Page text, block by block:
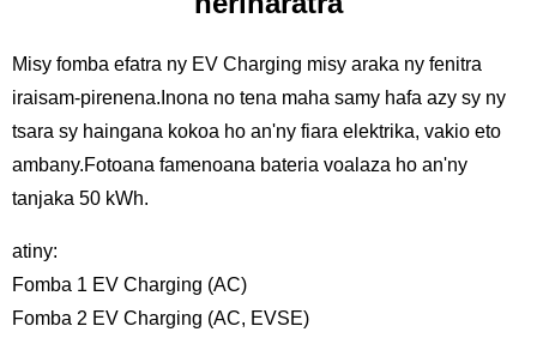
Misy fomba efatra ny EV Charging misy araka ny fenitra
iraisam-pirenena.Inona no tena maha samy hafa azy sy ny
tsara sy haingana kokoa ho an'ny fiara elektrika, vakio eto
ambany.Fotoana famenoana bateria voalaza ho an'ny
tanjaka 50 kWh.
atiny:
Fomba 1 EV Charging (AC)
Fomba 2 EV Charging (AC, EVSE)